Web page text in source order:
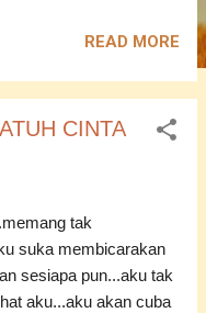
READ MORE
CINTA
tak
suka membicarakan
sesiapa pun...aku tak
aku...aku akan cuba